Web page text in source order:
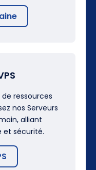
ressources
nos Serveurs
alliant
et sécurité.